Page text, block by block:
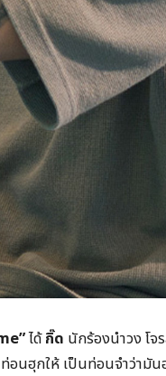
ได้กิ๊ด นักร้องนำวง โจ
นฮุกให้ เป็นท่อนจำว่ามัน